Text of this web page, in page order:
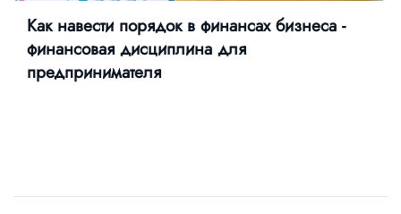
Как навести порядок в финансах бизнеса -
финансовая дисциплина для
предпринимателя